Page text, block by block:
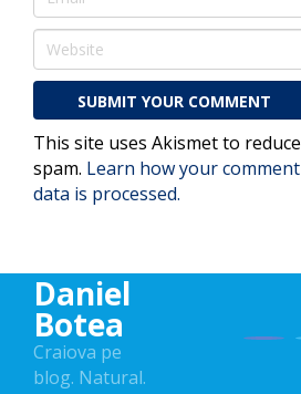
This site uses Akismet to reduce
spam. Learn how your comment
data is processed.
Daniel
Botea
Craiova pe
blog. Natural.